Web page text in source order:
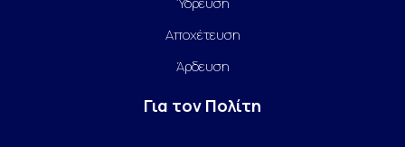
Αποχέτευση
Άρδευση
Για τον Πολίτη